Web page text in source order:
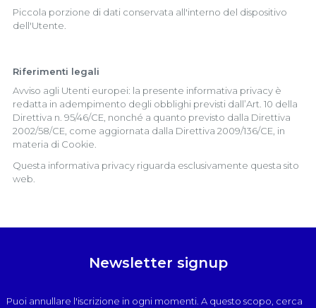
Piccola porzione di dati conservata all'interno del dispositivo
dell'Utente.
Riferimenti legali
Avviso agli Utenti europei: la presente informativa privacy è
redatta in adempimento degli obblighi previsti dall’Art. 10 della
Direttiva n. 95/46/CE, nonché a quanto previsto dalla Direttiva
2002/58/CE, come aggiornata dalla Direttiva 2009/136/CE, in
materia di Cookie.
Questa informativa privacy riguarda esclusivamente questa sito
web.
Newsletter signup
Puoi annullare l'iscrizione in ogni momenti. A questo scopo, cerca